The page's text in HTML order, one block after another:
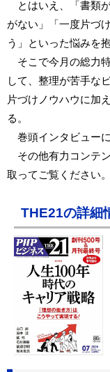
とはいえ、「書類
がない」「一度片づ
う」といった悩みを
そこで今月の総力
して、整理が苦手な
片づけノウハウに加
る。
巻頭インタビュー
その他有力コンテ
取ってご覧ください。
THE21の詳細